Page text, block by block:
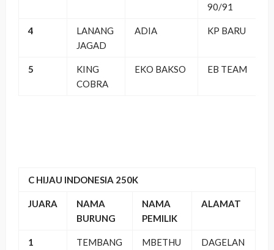
90/91
4
LANANG
JAGAD
ADIA KP BARU
5
KING
COBRA
EKO BAKSO EB TEAM
C HIJAU INDONESIA 250K
JUARA
NAMA
BURUNG
NAMA
PEMILIK
ALAMAT
1
TEMBANG
MBETHU
DAGELAN